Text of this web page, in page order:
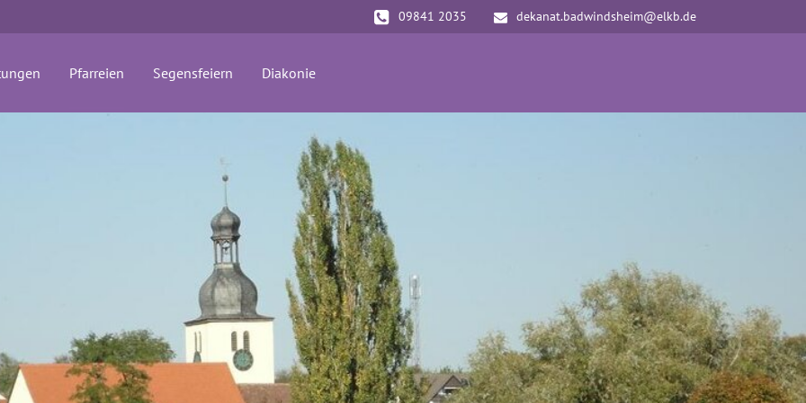
09841 2035 dekanat.badwindsheim@elkb.de
Pfarreien Segensfeiern Diakonie